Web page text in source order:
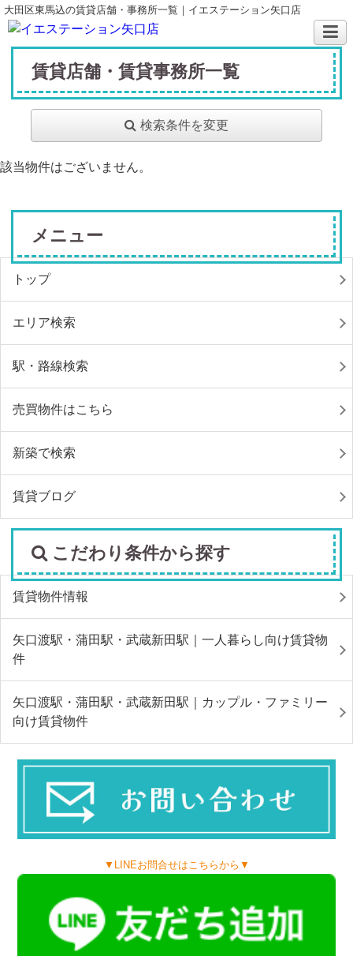
大田区東馬込の賃貸店舗・事務所一覧｜イエステーション矢口店
賃貸店舗・賃貸事務所一覧
検索条件を変更
該当物件はございません。
メニュー
トップ
エリア検索
駅・路線検索
売買物件はこちら
新築で検索
賃貸ブログ
こだわり条件から探す
賃貸物件情報
矢口渡駅・蒲田駅・武蔵新田駅｜一人暮らし向け賃貸物
件
矢口渡駅・蒲田駅・武蔵新田駅｜カップル・ファミリー
向け賃貸物件
▼LINEお問合せはこちらから▼